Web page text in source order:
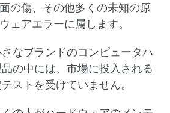
の傷、その他多くの未知の原
ェアエラーに属します。
なブランドのコンピュータハ
の中には、市場に投入される
ストを受けていません。